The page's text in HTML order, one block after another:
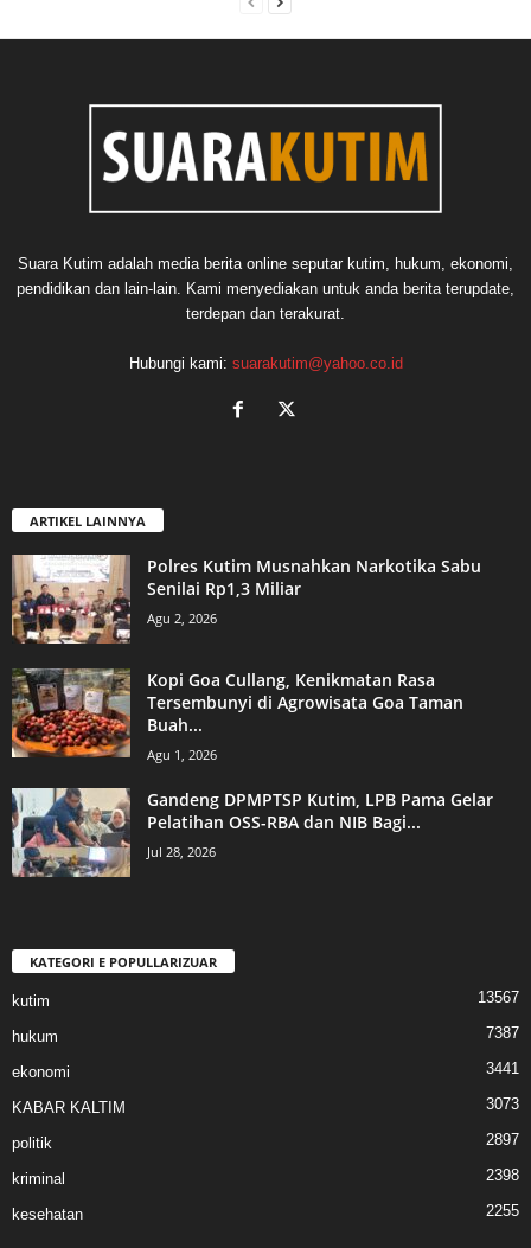
Suara Kutim adalah media berita online seputar kutim, hukum, ekonomi,
pendidikan dan lain-lain. Kami menyediakan untuk anda berita terupdate,
terdepan dan terakurat.
Hubungi kami: suarakutim@yahoo.co.id
ARTIKEL LAINNYA
Polres Kutim Musnahkan Narkotika Sabu
Senilai Rp1,3 Miliar
Agu 2, 2026
Kopi Goa Cullang, Kenikmatan Rasa
Tersembunyi di Agrowisata Goa Taman
Buah...
Agu 1, 2026
Gandeng DPMPTSP Kutim, LPB Pama Gelar
Pelatihan OSS-RBA dan NIB Bagi...
Jul 28, 2026
KATEGORI E POPULLARIZUAR
kutim 13567
hukum 7387
ekonomi 3441
KABAR KALTIM 3073
politik 2897
kriminal 2398
kesehatan 2255